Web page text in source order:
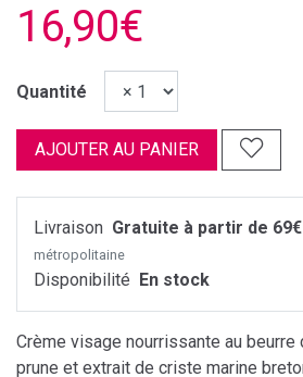
16,90€
Quantité
AJOUTER AU PANIER
Livraison Gratuite à partir de 69€
métropolitaine
Disponibilité En stock
Crème visage nourrissante au beurre
prune et extrait de criste marine